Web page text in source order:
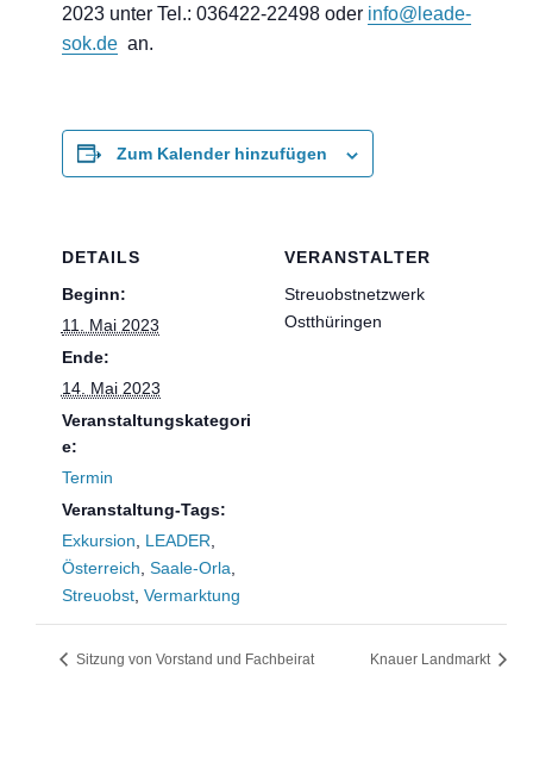
2023 unter Tel.: 036422-22498 oder info@leade-
sok.dean.
Zum Kalender hinzufügen
DETAILS
Beginn:
11. Mai 2023
Ende:
14. Mai 2023
Veranstaltungskategori
e:
Termin
Veranstaltung-Tags:
Exkursion, LEADER,
Österreich, Saale-Orla,
Streuobst, Vermarktung
VERANSTALTER
Streuobstnetzwerk
Ostthüringen
Sitzung von Vorstand und Fachbeirat Knauer Landmarkt